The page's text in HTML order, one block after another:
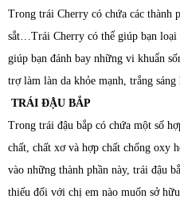
Trong trái Cherry có chứa các thành
sắt…Trái Cherry có thể giúp bạn loại
giúp bạn đánh bay những vi khuẩn
trợ làm làn da khỏe mạnh, trắng sáng
TRÁI ĐẬU BẮP
Trong trái đậu bắp có chứa một số
chất, chất xơ và hợp chất chống oxy
vào những thành phần này, trái đậu
thiếu đối với chị em nào muốn sở